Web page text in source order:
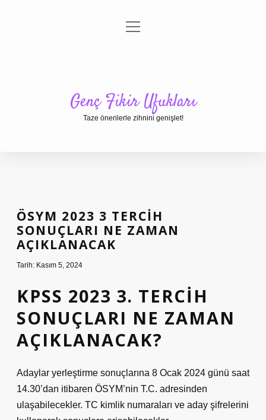
Gizlilik Politikası
menüyü
Genç Fikir Ufukları
Taze önerilerle zihnini genişlet!
ÖSYM 2023 3 TERCIH
SONUÇLARI NE ZAMAN
AÇIKLANACAK
Tarih: Kasım 5, 2024
KPSS 2023 3. TERCIH
SONUÇLARI NE ZAMAN
AÇIKLANACAK?
Adaylar yerleştirme sonuçlarına 8 Ocak 2024 günü saat
14.30’dan itibaren ÖSYM’nin T.C. adresinden
ulaşabilecekler. TC kimlik numaraları ve aday şifrelerini